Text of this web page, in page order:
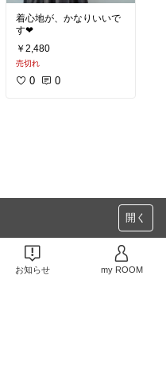
着心地が、かなりいいで
す❤
￥2,480
売切れ
0 0
開く
お知らせ my ROOM